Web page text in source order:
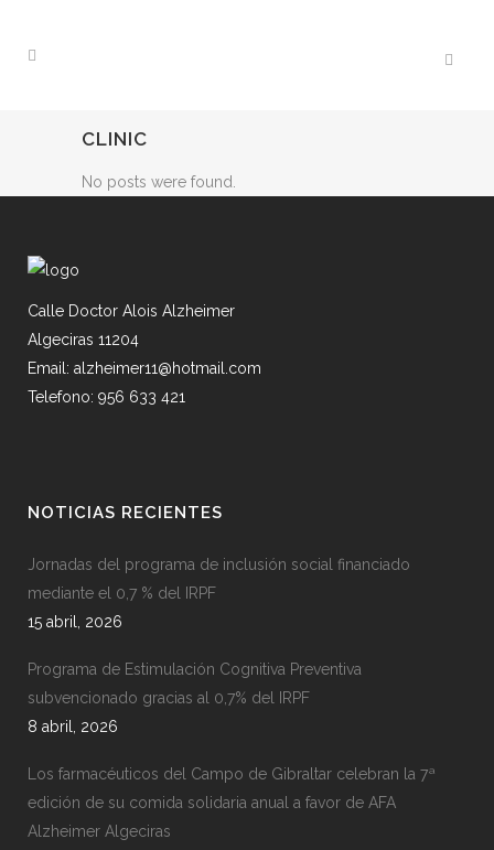
CLINIC
No posts were found.
Calle Doctor Alois Alzheimer
Algeciras 11204
Email: alzheimer11@hotmail.com
Telefono: 956 633 421
NOTICIAS RECIENTES
Jornadas del programa de inclusión social financiado
mediante el 0,7 % del IRPF
15 abril, 2026
Programa de Estimulación Cognitiva Preventiva
subvencionado gracias al 0,7% del IRPF
8 abril, 2026
Los farmacéuticos del Campo de Gibraltar celebran la 7ª
edición de su comida solidaria anual a favor de AFA
Alzheimer Algeciras